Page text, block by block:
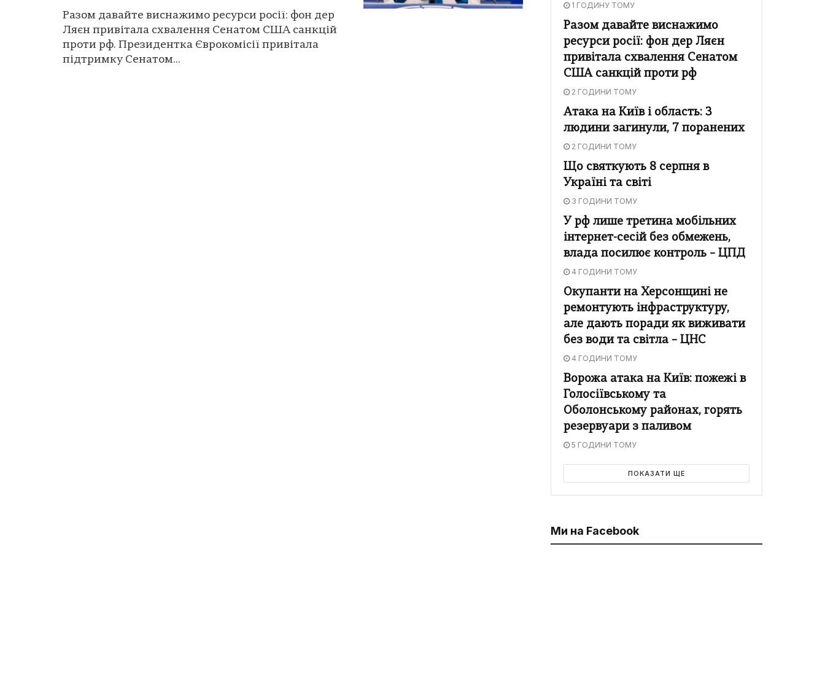
Разом давайте виснажимо ресурси росії: фон дер
Ляєн привітала схвалення Сенатом США санкцій
проти рф. Президентка Єврокомісії привітала
підтримку Сенатом...
1 ГОДИНУ ТОМУ
Разом давайте виснажимо
ресурси росії: фон дер Ляєн
привітала схвалення Сенатом
США санкцій проти рф
2 ГОДИНИ ТОМУ
Атака на Київ і область: 3
людини загинули, 7 поранених
2 ГОДИНИ ТОМУ
Що святкують 8 серпня в
Україні та світі
3 ГОДИНИ ТОМУ
У рф лише третина мобільних
інтернет-сесій без обмежень,
влада посилює контроль – ЦПД
4 ГОДИНИ ТОМУ
Окупанти на Херсонщині не
ремонтують інфраструктуру,
але дають поради як виживати
без води та світла – ЦНС
4 ГОДИНИ ТОМУ
Ворожа атака на Київ: пожежі в
Голосіївському та
Оболонському районах, горять
резервуари з паливом
5 ГОДИНИ ТОМУ
ПОКАЗАТИ ЩЕ
Ми на Facebook